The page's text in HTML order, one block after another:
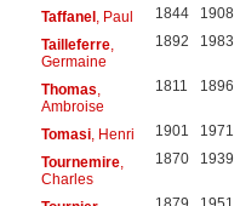
Taffanel , Paul 1844 1908
Tailleferre,
Germaine
1892 1983
Thomas,
Ambroise
1811 1896
Tomasi, Henri 1901 1971
Tournemire,
Charles
1870 1939